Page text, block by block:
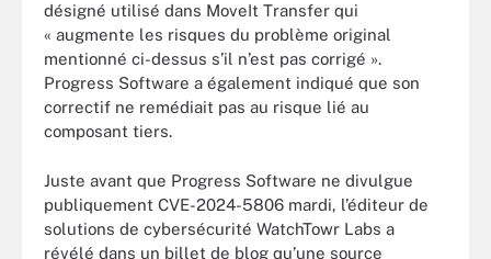
désigné utilisé dans MoveIt Transfer qui
« augmente les risques du problème original
mentionné ci-dessus s’il n’est pas corrigé ».
Progress Software a également indiqué que son
correctif ne remédiait pas au risque lié au
composant tiers.
Juste avant que Progress Software ne divulgue
publiquement CVE-2024-5806 mardi, l’éditeur de
solutions de cybersécurité WatchTowr Labs a
révélé dans un billet de blog qu’une source